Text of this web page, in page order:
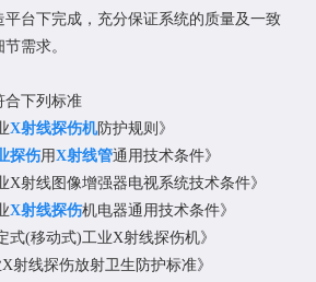
平台下完成，充分保证系统的质量及一致
需求。
下列标准
X射线探伤机防护规则》
探伤用X射线管通用技术条件》
射线图像增强器电视系统技术条件》
X射线探伤机电器通用技术条件》
(移动式)工业X射线探伤机》
线探伤放射卫生防护标准》